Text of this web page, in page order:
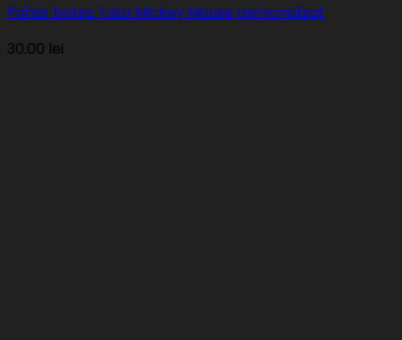
Pahar botez Tata Mickey Mouse personalizat
30.00 lei